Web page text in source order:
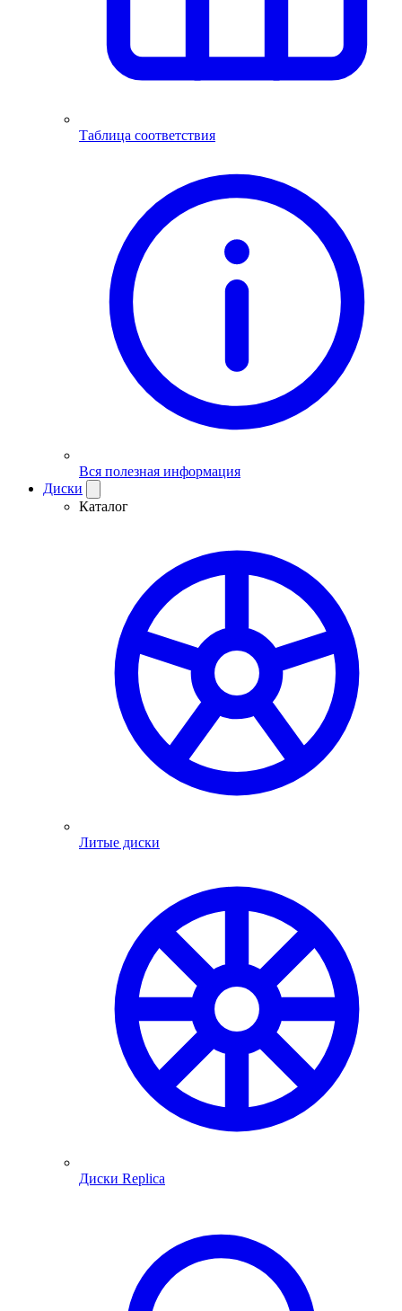
Таблица соответствия
Вся полезная информация
Диски
Каталог
Литые диски
Диски Replica